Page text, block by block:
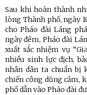
Sau khi hoàn thành
lòng Thành phố, ngày
cho Pháo đài Láng
ngày đêm, Pháo đài
xuất sắc nhiệm vụ
nhiều sinh lực địch,
nhân dân ta chuẩn bị
chiến công dũng cảm,
phố dẫn vào Pháo đài